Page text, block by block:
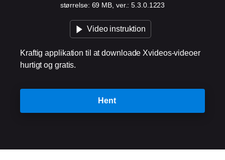
størrelse: 69 MB, ver.: 5.3.0.1223
Video instruktion
Kraftig applikation til at downloade Xvideos-videoer
hurtigt og gratis.
Hent